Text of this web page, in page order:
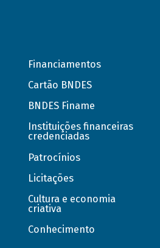
Financiamentos
Cartão BNDES
BNDES Finame
Instituições financeiras
credenciadas
Patrocínios
Licitações
Cultura e economia
criativa
Conhecimento